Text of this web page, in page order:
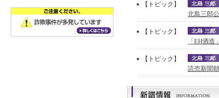
【トピック】
北島三郎
【トピック】
「EH酒
【トピック】
読売新聞